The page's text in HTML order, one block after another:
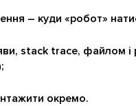
– куди «робот»
stack trace, файлом
окремо.